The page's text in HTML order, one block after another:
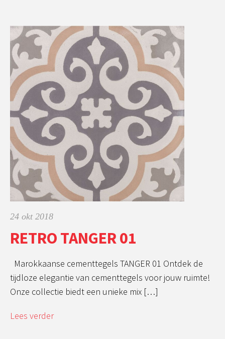
24 okt 2018
RETRO TANGER 01
Marokkaanse cementtegels TANGER 01 Ontdek de
tijdloze elegantie van cementtegels voor jouw ruimte!
Onze collectie biedt een unieke mix […]
Lees verder